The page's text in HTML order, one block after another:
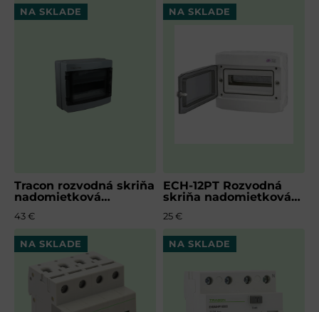
VAŠA OTÁZKA K PRODUKTU
Tracon rozvodná skriňa
nadomietková
N/PE mostík
43 €
NA SKLADE
ECH-12PT Rozvodná
skriňa nadomietková
25 €
NA SKLADE
NA SKLADE NA SKLADE